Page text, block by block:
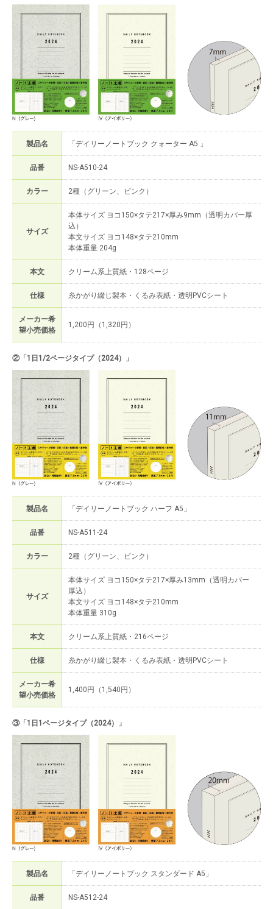
製品名 「デイリーノートブック クォーター A5 」
品番 NS-A510-24
カラー 2種（グリーン、ピンク）
サイズ
本体サイズ ヨコ150×タテ217×厚み9mm（透明カバー厚
込）
本文サイズ ヨコ148×タテ210mm
本体重量 204g
本文 クリーム系上質紙・128ページ
仕様 糸かがり綴じ製本・くるみ表紙・透明PVCシート
メーカー希
望小売価格
1,200円（1,320円）
②「1日1/2ページタイプ（2024）」
製品名 「デイリーノートブック ハーフ A5」
品番 NS-A511-24
カラー 2種（グリーン、ピンク）
サイズ
本体サイズ ヨコ150×タテ217×厚み13mm（透明カバー
厚込）
本文サイズ ヨコ148×タテ210mm
本体重量 310g
本文 クリーム系上質紙・216ページ
仕様 糸かがり綴じ製本・くるみ表紙・透明PVCシート
メーカー希
望小売価格
1,400円（1,540円）
③「1日1ページタイプ（2024）」
製品名 「デイリーノートブック スタンダード A5」
品番 NS-A512-24